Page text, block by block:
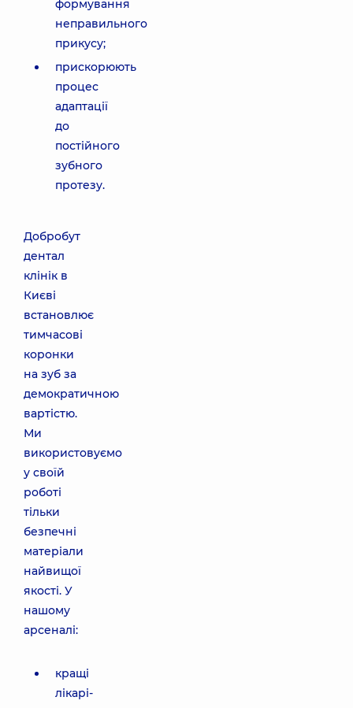
формування
неправильного
прикусу;
прискорюють
процес
адаптації
до
постійного
зубного
протезу.
Добробут
дентал
клінік в
Києві
встановлює
тимчасові
коронки
на зуб за
демократичною
вартістю.
Ми
використовуємо
у своїй
роботі
тільки
безпечні
матеріали
найвищої
якості. У
нашому
арсеналі:
кращі
лікарі-